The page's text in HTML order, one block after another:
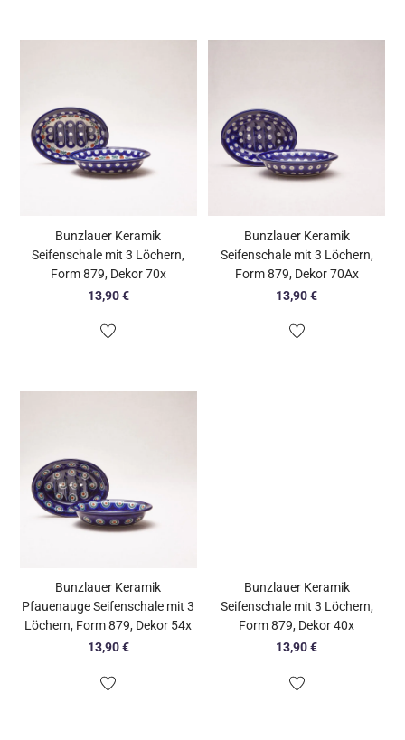
Bunzlauer Keramik
Seifenschale mit 3 Löchern,
Form 879, Dekor 70x
13,90€
Bunzlauer Keramik
Seifenschale mit 3 Löchern,
Form 879, Dekor 70Ax
13,90€
Bunzlauer Keramik
Pfauenauge Seifenschale mit 3
Löchern, Form 879, Dekor 54x
13,90€
Bunzlauer Keramik
Seifenschale mit 3 Löchern,
Form 879, Dekor 40x
13,90€